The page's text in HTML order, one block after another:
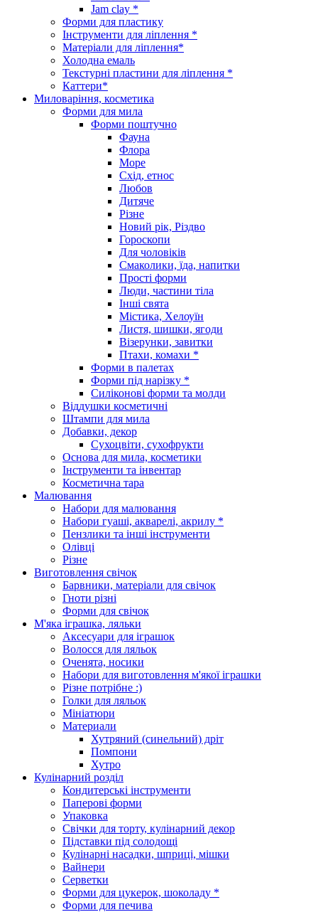
Jam clay *
Форми для пластику
Інструменти для ліплення *
Матеріали для ліплення*
Холодна емаль
Текстурні пластини для ліплення *
Каттери*
Миловаріння, косметика
Форми для мила
Форми поштучно
Фауна
Флора
Море
Схід, етнос
Любов
Дитяче
Різне
Новий рік, Різдво
Гороскопи
Для чоловіків
Смаколики, їда, напитки
Прості форми
Люди, частини тіла
Інші свята
Містика, Хелоуїн
Листя, шишки, ягоди
Візерунки, завитки
Птахи, комахи *
Форми в палетах
Форми під нарізку *
Силіконові форми та молди
Віддушки косметичні
Штампи для мила
Добавки, декор
Сухоцвіти, сухофрукти
Основа для мила, косметики
Інструменти та інвентар
Косметична тара
Малювання
Набори для малювання
Набори гуаші, акварелі, акрилу *
Пензлики та інші інструменти
Олівці
Різне
Виготовлення свічок
Барвники, матеріали для свічок
Гноти різні
Форми для свічок
М'яка іграшка, ляльки
Аксесуари для іграшок
Волосся для ляльок
Оченята, носики
Набори для виготовлення м'якої іграшки
Різне потрібне :)
Голки для ляльок
Мініатюри
Материали
Хутряний (синельний) дріт
Помпони
Хутро
Кулінарний розділ
Кондитерські інструменти
Паперові форми
Упаковка
Свічки для торту, кулінарний декор
Підставки під солодощі
Кулінарні насадки, шприці, мішки
Вайнери
Серветки
Форми для цукерок, шоколаду *
Форми для печива